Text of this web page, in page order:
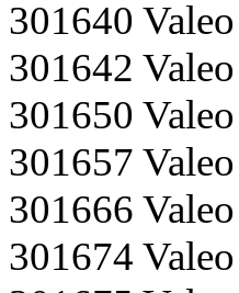
301640
301642
301650
301657
301666
301674